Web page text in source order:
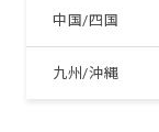
中国/四国
九州/沖縄